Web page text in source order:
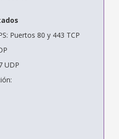
Puertos 80 y 443 TCP
UDP